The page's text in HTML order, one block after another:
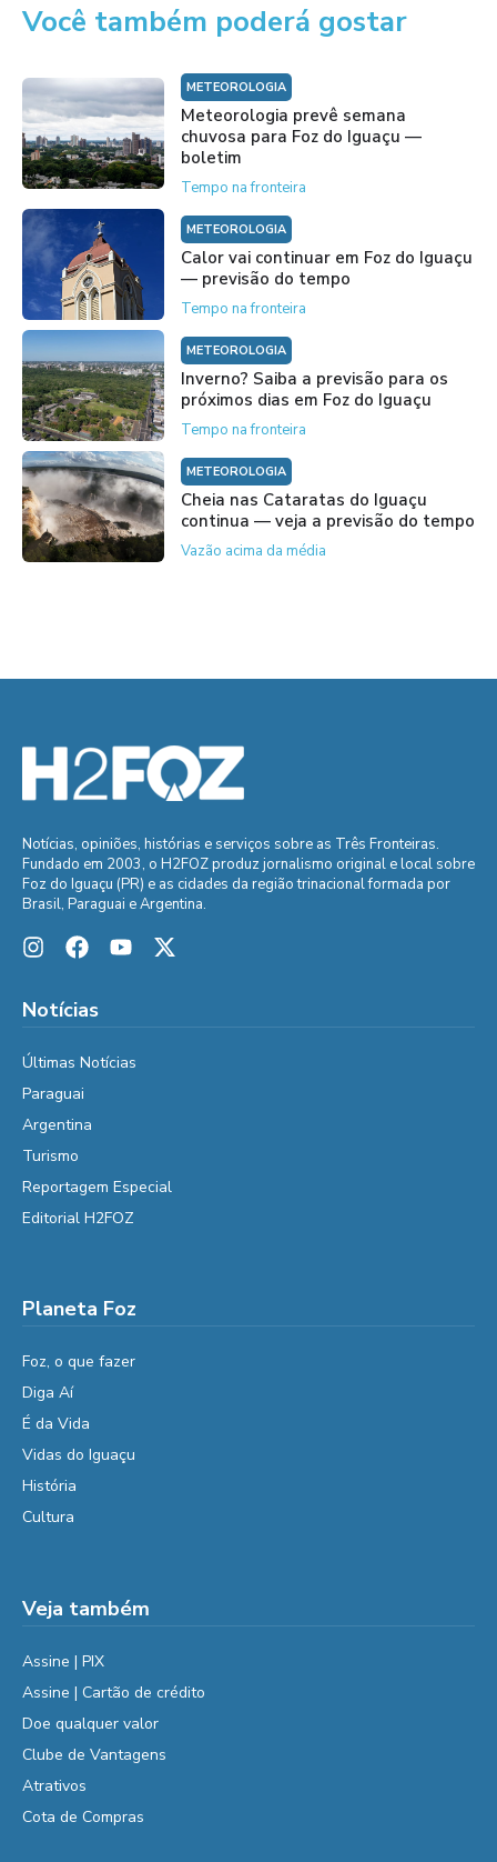
Você também poderá gostar
METEOROLOGIA
Meteorologia prevê semana
chuvosa para Foz do Iguaçu —
boletim
Tempo na fronteira
METEOROLOGIA
Calor vai continuar em Foz do Iguaçu
— previsão do tempo
Tempo na fronteira
METEOROLOGIA
Inverno? Saiba a previsão para os
próximos dias em Foz do Iguaçu
Tempo na fronteira
METEOROLOGIA
Cheia nas Cataratas do Iguaçu
continua — veja a previsão do tempo
Vazão acima da média
Notícias, opiniões, histórias e serviços sobre as Três Fronteiras.
Fundado em 2003, o H2FOZ produz jornalismo original e local sobre
Foz do Iguaçu (PR) e as cidades da região trinacional formada por
Brasil, Paraguai e Argentina.
Notícias
Últimas Notícias
Paraguai
Argentina
Turismo
Reportagem Especial
Editorial H2FOZ
Planeta Foz
Foz, o que fazer
Diga Aí
É da Vida
Vidas do Iguaçu
História
Cultura
Veja também
Assine | PIX
Assine | Cartão de crédito
Doe qualquer valor
Clube de Vantagens
Atrativos
Cota de Compras